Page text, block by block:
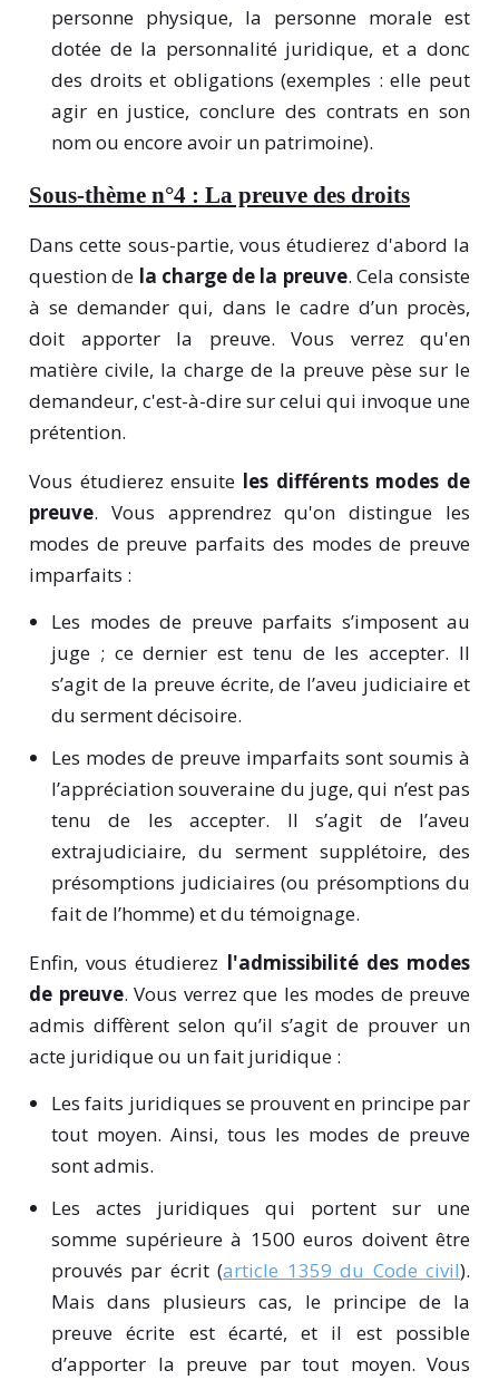
personne physique, la personne morale est
dotée de la personnalité juridique, et a donc
des droits et obligations (exemples : elle peut
agir en justice, conclure des contrats en son
nom ou encore avoir un patrimoine).
Sous-thème n°4 : La preuve des droits
Dans cette sous-partie, vous étudierez d'abord la
question de la charge de la preuve. Cela consiste
à se demander qui, dans le cadre d’un procès,
doit apporter la preuve. Vous verrez qu'en
matière civile, la charge de la preuve pèse sur le
demandeur, c'est-à-dire sur celui qui invoque une
prétention.
Vous étudierez ensuite les différents modes de
preuve. Vous apprendrez qu'on distingue les
modes de preuve parfaits des modes de preuve
imparfaits :
Les modes de preuve parfaits s’imposent au
juge ; ce dernier est tenu de les accepter. Il
s’agit de la preuve écrite, de l’aveu judiciaire et
du serment décisoire.
Les modes de preuve imparfaits sont soumis à
l’appréciation souveraine du juge, qui n’est pas
tenu de les accepter. Il s’agit de l’aveu
extrajudiciaire, du serment supplétoire, des
présomptions judiciaires (ou présomptions du
fait de l’homme) et du témoignage.
Enfin, vous étudierez l'admissibilité des modes
de preuve. Vous verrez que les modes de preuve
admis diffèrent selon qu’il s’agit de prouver un
acte juridique ou un fait juridique :
Les faits juridiques se prouvent en principe par
tout moyen. Ainsi, tous les modes de preuve
sont admis.
Les actes juridiques qui portent sur une
somme supérieure à 1500 euros doivent être
prouvés par écrit (article 1359 du Code civil).
Mais dans plusieurs cas, le principe de la
preuve écrite est écarté, et il est possible
d’apporter la preuve par tout moyen. Vous